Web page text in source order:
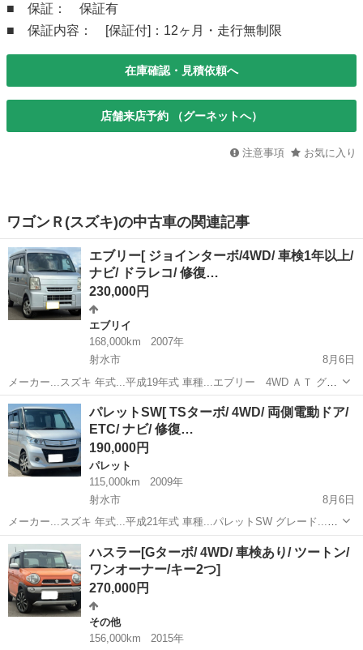
■ 保証： 保証有
■ 保証内容： [保証付]：12ヶ月・走行無制限
在庫確認・見積依頼へ
店舗来店予約 （グーネットへ）
注意事項 お気に入り
ワゴンＲ(スズキ)の中古車の関連記事
エブリー[ ジョインターボ/4WD/ 車検1年以上/
ナビ/ ドラレコ/ 修復…
230,000円
エブリイ
168,000km
2007年
射水市
8月6日
メーカー...スズキ 年式...平成19年式 車種...エブリー 4WD ＡＴ グレ
ード...ジョインターボ 走行距離...16万キロ ボディタイプ...軽自動車
車検...令和9年8月 エンジン...ガソリンエンジン 駆動...
富山 射水市 エブリイ
パレットSW[ TSターボ/ 4WD/ 両側電動ドア/
ETC/ ナビ/ 修復…
190,000円
パレット
115,000km
2009年
射水市
8月6日
メーカー...スズキ 年式...平成21年式 車種...パレットSW グレード...TS
ターボ 走行距離...11万キロ ボディタイプ...軽自動車 車検...令和8年10
月22日 エンジン...ガソリンエンジン 駆動式.....
富山 射水市
ハスラー[Gターボ/ 4WD/ 車検あり/ ツートン/
ワンオーナー/キー2つ]
270,000円
その他
156,000km
2015年